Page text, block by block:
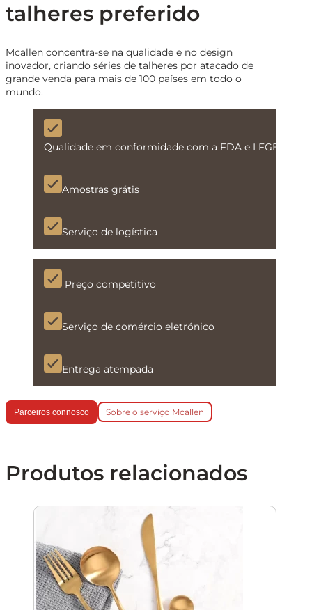
talheres preferido
Mcallen concentra-se na qualidade e no design
inovador, criando séries de talheres por atacado de
grande venda para mais de 100 países em todo o
mundo.
Qualidade em conformidade com a FDA e LFGB
Amostras grátis
Serviço de logística
Preço competitivo
Serviço de comércio eletrónico
Entrega atempada
Parceiros connosco Sobre o serviço Mcallen
Produtos relacionados